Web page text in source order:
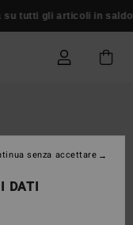
tutti gli articoli in saldo*
DATI
senza accettare